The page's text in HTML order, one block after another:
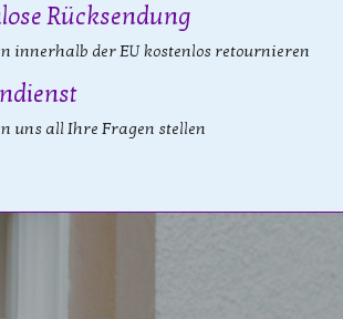
Rücksendung
innerhalb der EU kostenlos retournieren
uns all Ihre Fragen stellen